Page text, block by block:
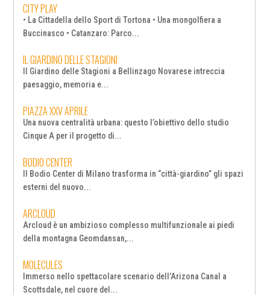
CITY PLAY
• La Cittadella dello Sport di Tortona • Una mongolfiera a
Buccinasco • Catanzaro: Parco...
IL GIARDINO DELLE STAGIONI
Il Giardino delle Stagioni a Bellinzago Novarese intreccia
paesaggio, memoria e...
PIAZZA XXV APRILE
Una nuova centralità urbana: questo l’obiettivo dello studio
Cinque A per il progetto di...
BODIO CENTER
Il Bodio Center di Milano trasforma in “città-giardino” gli spazi
esterni del nuovo...
ARCLOUD
Arcloud è un ambizioso complesso multifunzionale ai piedi
della montagna Geomdansan,...
MOLECULES
Immerso nello spettacolare scenario dell’Arizona Canal a
Scottsdale, nel cuore del...